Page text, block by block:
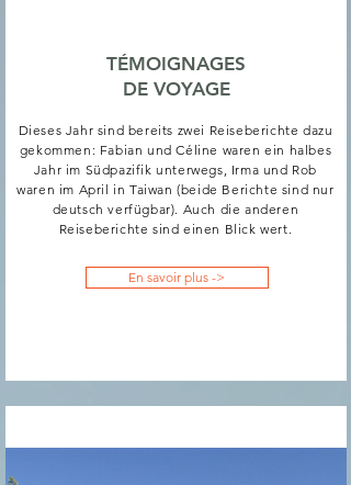
TÉMOIGNAGES
DE VOYAGE
Dieses Jahr sind bereits zwei Reiseberichte dazu
gekommen: Fabian und Céline waren ein halbes
Jahr im Südpazifik unterwegs, Irma und Rob
waren im April in Taiwan (beide Berichte sind nur
deutsch verfügbar). Auch die anderen
Reiseberichte sind einen Blick wert.
En savoir plus ->